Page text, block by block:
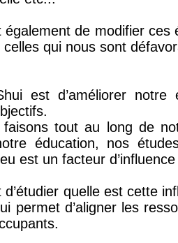
également de modifier
qui nous sont
est d’améliorer
tout au long de
éducation, nos
est un facteur
quelle est cette
permet d’aligner les